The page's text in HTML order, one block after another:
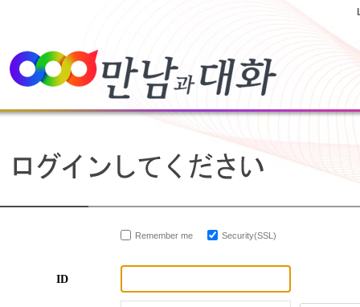
Remember me Security(SSL)
ID